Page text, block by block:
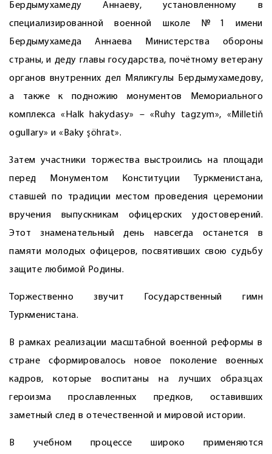
Бердымухамеду Аннаеву, установленному в
специализированной военной школе №1 имени
Бердымухамеда Аннаева Министерства обороны
страны, и деду главы государства, почётному ветерану
органов внут­ренних дел Мяликгулы Бердымухамедову,
а также к подножию монументов Мемориального
комплекса «Halk hakydasy» – «Ruhy tagzym», «Milletiň
ogullary» и «Baky şöhrat».
Затем участники торжества выстроились на площади
перед Монументом Конституции Туркменистана,
ставшей по традиции местом проведения церемонии
вручения выпускникам офицерских удостоверений.
Этот знаменательный день навсегда останется в
памяти молодых офицеров, посвятивших свою судьбу
защите любимой Родины.
Торжественно звучит Государственный гимн
Туркменистана.
В рамках реализации масштабной военной реформы в
стране сформировалось новое поколение военных
кадров, которые воспитаны на лучших образцах
героизма прославленных предков, оставивших
заметный след в отечественной и мировой истории.
В учебном процессе широко применяются